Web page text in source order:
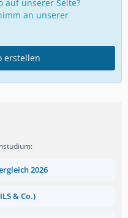
auf unserer Seite?
an unserer
erstellen
2026
& Co.)